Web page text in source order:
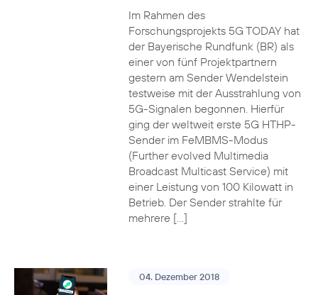
Im Rahmen des
Forschungsprojekts 5G TODAY hat
der Bayerische Rundfunk (BR) als
einer von fünf Projektpartnern
gestern am Sender Wendelstein
testweise mit der Ausstrahlung von
5G-Signalen begonnen. Hierfür
ging der weltweit erste 5G HTHP-
Sender im FeMBMS-Modus
(Further evolved Multimedia
Broadcast Multicast Service) mit
einer Leistung von 100 Kilowatt in
Betrieb. Der Sender strahlte für
mehrere […]
04. Dezember 2018